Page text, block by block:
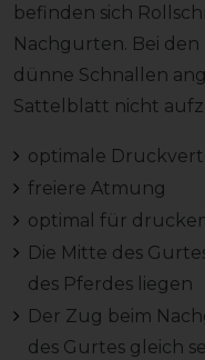
befinden sich
Nachgurten. Bei
dünne Schnallen
Sattelblatt nicht
optimale
freiere Atmung
optimal für
Die Mitte des
des Pferdes liegen
Der Zug beim
des Gurtes gleich